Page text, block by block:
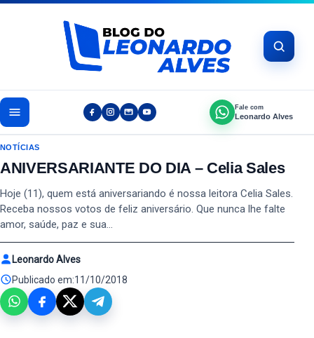
Pular para o conteúdo
Fale com
Leonardo Alves
NOTÍCIAS
ANIVERSARIANTE DO DIA – Celia Sales
Hoje (11), quem está aniversariando é nossa leitora Celia Sales.
Receba nossos votos de feliz aniversário. Que nunca lhe falte
amor, saúde, paz e sua…
Leonardo Alves
Publicado em:11/10/2018